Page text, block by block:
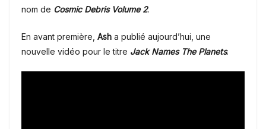
nom de Cosmic Debris Volume 2.
En avant première, Ash a publié aujourd’hui, une
nouvelle vidéo pour le titre Jack Names The Planets.